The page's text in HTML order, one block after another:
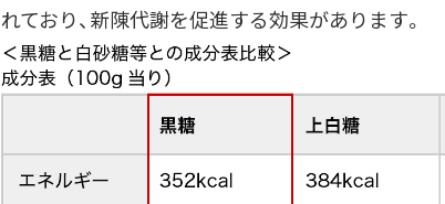
れており、新陳代謝を促進する効果があります。